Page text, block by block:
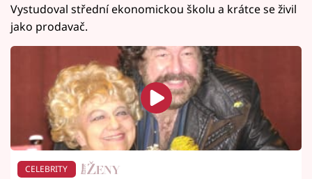
Vystudoval střední ekonomickou školu a krátce se živil
jako prodavač.
CELEBRITY